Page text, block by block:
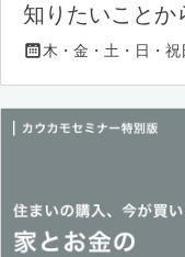
知りたいことか